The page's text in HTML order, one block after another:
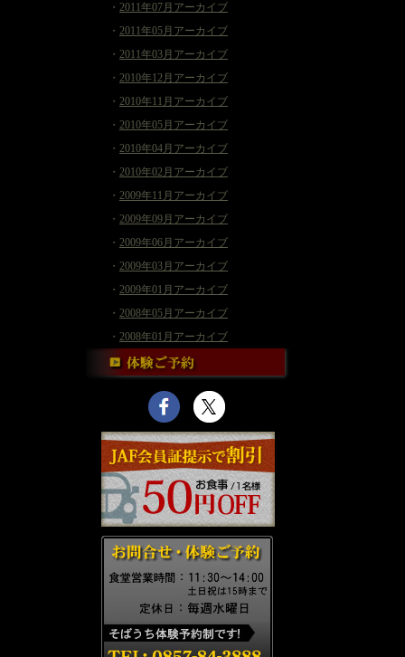
・ 2011年07月アーカイブ
・ 2011年05月アーカイブ
・ 2011年03月アーカイブ
・ 2010年12月アーカイブ
・ 2010年11月アーカイブ
・ 2010年05月アーカイブ
・ 2010年04月アーカイブ
・ 2010年02月アーカイブ
・ 2009年11月アーカイブ
・ 2009年09月アーカイブ
・ 2009年06月アーカイブ
・ 2009年03月アーカイブ
・ 2009年01月アーカイブ
・ 2008年05月アーカイブ
・ 2008年01月アーカイブ